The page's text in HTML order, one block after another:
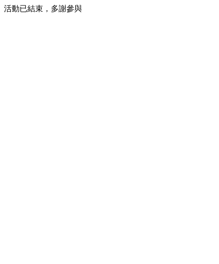
活動已結束，多謝參與